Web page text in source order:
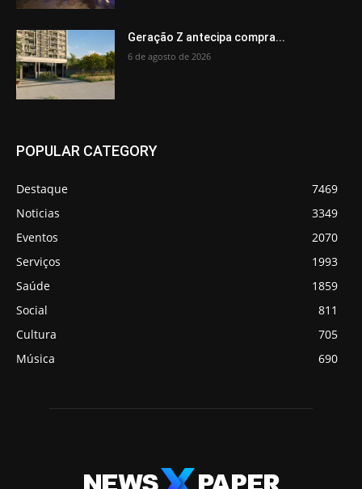
Geração Z antecipa compra...
6 de agosto de 2026
POPULAR CATEGORY
Destaque
7469
Noticias
3349
Eventos
2070
Serviços
1993
Saúde
1859
Social
811
Cultura
705
Música
690